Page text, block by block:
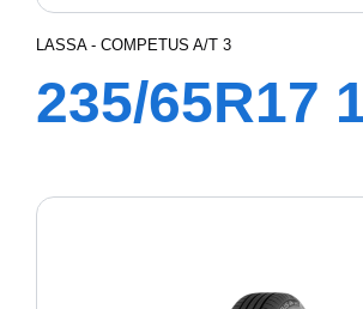
LASSA - COMPETUS A/T 3
235/65R17